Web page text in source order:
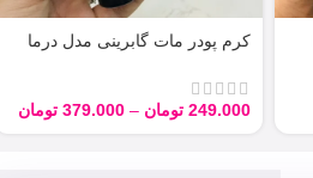
کرم پودر مات گابرینی مدل درما
249.000 تومان –
379.000 تومان